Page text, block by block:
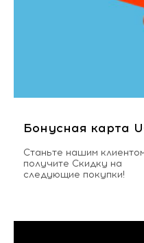
Бонусная карта
Станьте нашим
получите Скидку на
следующие покупки!